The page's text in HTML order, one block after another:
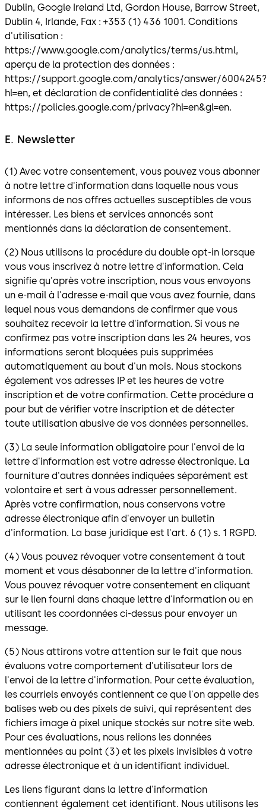
Dublin, Google Ireland Ltd, Gordon House, Barrow Street,
Dublin 4, Irlande, Fax : +353 (1) 436 1001. Conditions
d'utilisation :
https://www.google.com/analytics/terms/us.html,
aperçu de la protection des données :
https://support.google.com/analytics/answer/
hl=en, et déclaration de confidentialité des données :
https://policies.google.com/privacy?hl=en&gl=en.
E. Newsletter
(1) Avec votre consentement, vous pouvez vous abonner
à notre lettre d'information dans laquelle nous vous
informons de nos offres actuelles susceptibles de vous
intéresser. Les biens et services annoncés sont
mentionnés dans la déclaration de consentement.
(2) Nous utilisons la procédure du double opt-in lorsque
vous vous inscrivez à notre lettre d'information. Cela
signifie qu'après votre inscription, nous vous envoyons
un e-mail à l'adresse e-mail que vous avez fournie, dans
lequel nous vous demandons de confirmer que vous
souhaitez recevoir la lettre d'information. Si vous ne
confirmez pas votre inscription dans les 24 heures, vos
informations seront bloquées puis supprimées
automatiquement au bout d'un mois. Nous stockons
également vos adresses IP et les heures de votre
inscription et de votre confirmation. Cette procédure a
pour but de vérifier votre inscription et de détecter
toute utilisation abusive de vos données personnelles.
(3) La seule information obligatoire pour l'envoi de la
lettre d'information est votre adresse électronique. La
fourniture d'autres données indiquées séparément est
volontaire et sert à vous adresser personnellement.
Après votre confirmation, nous conservons votre
adresse électronique afin d'envoyer un bulletin
d'information. La base juridique est l'art. 6 (1) s. 1 RGPD.
(4) Vous pouvez révoquer votre consentement à tout
moment et vous désabonner de la lettre d'information.
Vous pouvez révoquer votre consentement en cliquant
sur le lien fourni dans chaque lettre d'information ou en
utilisant les coordonnées ci-dessus pour envoyer un
message.
(5) Nous attirons votre attention sur le fait que nous
évaluons votre comportement d'utilisateur lors de
l'envoi de la lettre d'information. Pour cette évaluation,
les courriels envoyés contiennent ce que l'on appelle des
balises web ou des pixels de suivi, qui représentent des
fichiers image à pixel unique stockés sur notre site web.
Pour ces évaluations, nous relions les données
mentionnées au point (3) et les pixels invisibles à votre
adresse électronique et à un identifiant individuel.
Les liens figurant dans la lettre d'information
contiennent également cet identifiant. Nous utilisons les